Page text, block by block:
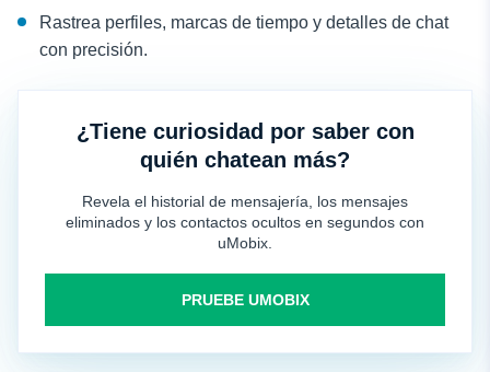
Rastrea perfiles, marcas de tiempo y detalles de chat
con precisión.
¿Tiene curiosidad por saber con
quién chatean más?
Revela el historial de mensajería, los mensajes
eliminados y los contactos ocultos en segundos con
uMobix.
PRUEBE UMOBIX